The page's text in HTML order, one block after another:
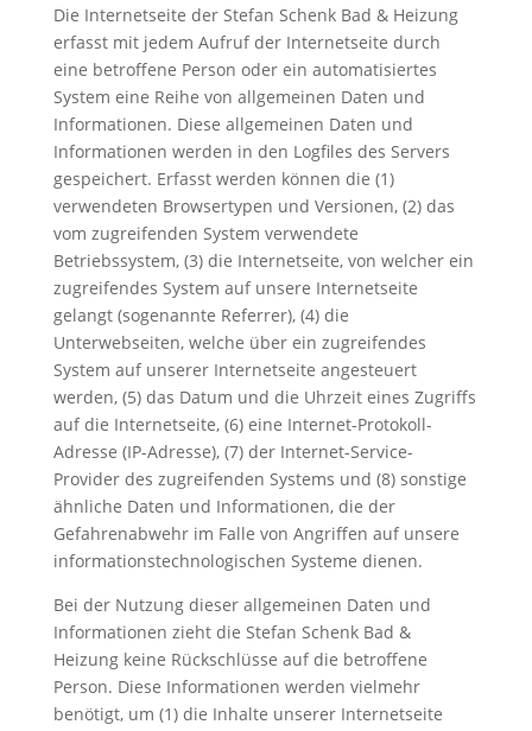
Die Internetseite der Stefan Schenk Bad & Heizung
erfasst mit jedem Aufruf der Internetseite durch
eine betroffene Person oder ein automatisiertes
System eine Reihe von allgemeinen Daten und
Informationen. Diese allgemeinen Daten und
Informationen werden in den Logfiles des Servers
gespeichert. Erfasst werden können die (1)
verwendeten Browsertypen und Versionen, (2) das
vom zugreifenden System verwendete
Betriebssystem, (3) die Internetseite, von welcher ein
zugreifendes System auf unsere Internetseite
gelangt (sogenannte Referrer), (4) die
Unterwebseiten, welche über ein zugreifendes
System auf unserer Internetseite angesteuert
werden, (5) das Datum und die Uhrzeit eines Zugriffs
auf die Internetseite, (6) eine Internet-Protokoll-
Adresse (IP-Adresse), (7) der Internet-Service-
Provider des zugreifenden Systems und (8) sonstige
ähnliche Daten und Informationen, die der
Gefahrenabwehr im Falle von Angriffen auf unsere
informationstechnologischen Systeme dienen.
Bei der Nutzung dieser allgemeinen Daten und
Informationen zieht die Stefan Schenk Bad &
Heizung keine Rückschlüsse auf die betroffene
Person. Diese Informationen werden vielmehr
benötigt, um (1) die Inhalte unserer Internetseite